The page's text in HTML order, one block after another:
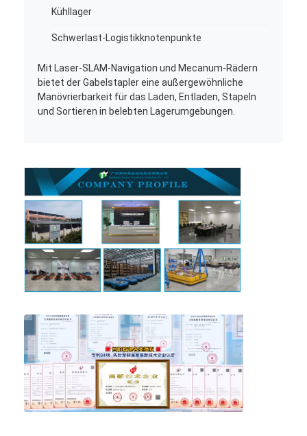
Kühllager
Schwerlast-Logistikknotenpunkte
Mit Laser-SLAM-Navigation und Mecanum-Rädern
bietet der Gabelstapler eine außergewöhnliche
Manövrierbarkeit für das Laden, Entladen, Stapeln
und Sortieren in belebten Lagerumgebungen.